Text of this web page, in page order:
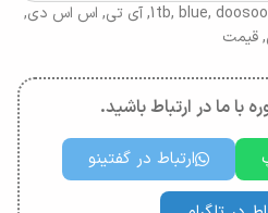
1tb, blue, doosoo
,آی تی, اس اس دی,
,قیمت
با ما در ارتباط باشید.
ارتباط در گفتینو